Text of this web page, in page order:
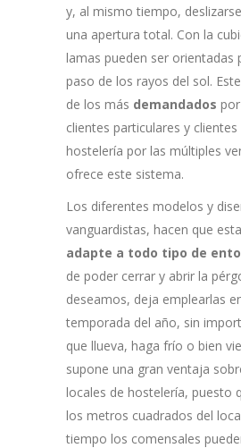
y, al mismo tiempo,
una apertura total. Con la
lamas pueden ser orientadas
paso de los rayos del sol.
de los más demandados
clientes particulares y
hostelería por las múltiples
ofrece este sistema.
Los diferentes modelos y
vanguardistas, hacen que
adapte a todo tipo de
de poder cerrar y abrir la
deseamos, deja emplearlas
temporada del año, sin
que llueva, haga frío o bien
supone una gran ventaja
locales de hostelería, puesto
los metros cuadrados del
tiempo los comensales